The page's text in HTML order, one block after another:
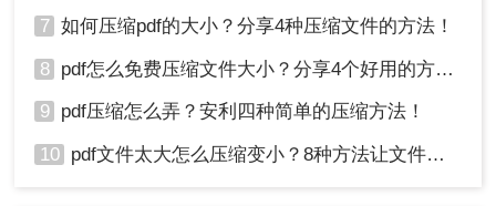
7 如何压缩pdf的大小？分享4种压缩文件的方法！
8 pdf怎么免费压缩文件大小？分享4个好用的方法，简单又快捷！
9 pdf压缩怎么弄？安利四种简单的压缩方法！
10 pdf文件太大怎么压缩变小？8种方法让文件轻松"瘦身"！